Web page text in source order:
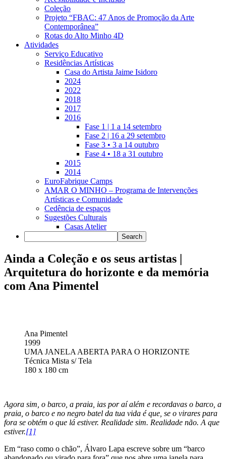
Coleção
Projeto “FBAC: 47 Anos de Promoção da Arte
Contemporânea”
Rotas do Alto Minho 4D
Atividades
Serviço Educativo
Residências Artísticas
Casa do Artista Jaime Isidoro
2024
2022
2018
2017
2016
Fase 1 | 1 a 14 setembro
Fase 2 | 16 a 29 setembro
Fase 3 • 3 a 14 outubro
Fase 4 • 18 a 31 outubro
2015
2014
EuroFabrique Camps
AMAR O MINHO – Programa de Intervenções
Artísticas e Comunidade
Cedência de espaços
Sugestões Culturais
Casas Atelier
Ainda a Coleção e os seus artistas |
Arquitetura do horizonte e da memória
com Ana Pimentel
Ana Pimentel
1999
UMA JANELA ABERTA PARA O HORIZONTE
Técnica Mista s/ Tela
180 x 180 cm
Agora sim, o barco, a praia, ias por aí além e recordavas o barco, a
praia, o barco e no negro batel da tua vida é que, se o virares para
fora se obtém o que lá estiver. Realidade sim. Realidade não. A que
estiver.[1]
Em “raso como o chão”, Álvaro Lapa escreve sobre um “barco